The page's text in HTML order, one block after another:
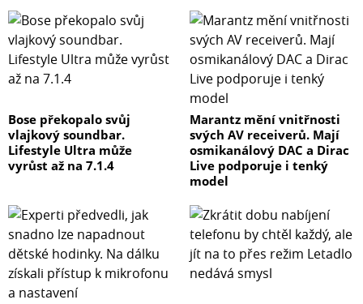
Bose překopalo svůj
vlajkový soundbar.
Lifestyle Ultra může
vyrůst až na 7.1.4
Marantz mění vnitřnosti
svých AV receiverů. Mají
osmikanálový DAC a Dirac
Live podporuje i tenký
model